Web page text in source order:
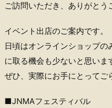
ご訪問いただき、ありがとう
イベント出店のご案内です。
日頃はオンラインショップ
に取る機会も少ないと思いま
ぜひ、実際にお手にとってご
■JNMAフェスティバル